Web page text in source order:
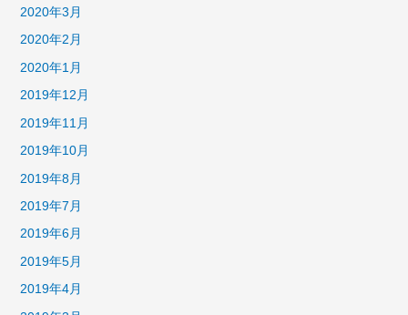
2020年3月
2020年2月
2020年1月
2019年12月
2019年11月
2019年10月
2019年8月
2019年7月
2019年6月
2019年5月
2019年4月